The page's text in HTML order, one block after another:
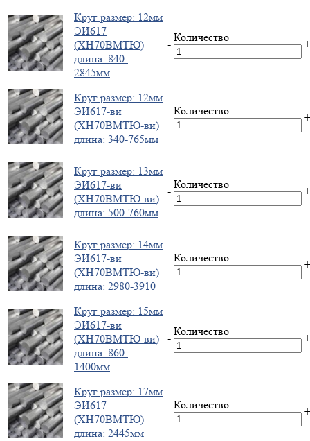
Круг размер: 12мм
ЭИ617
(ХН70ВМТЮ)
длина: 840-
2845мм
-
Количество
+
Круг размер: 12мм
ЭИ617-ви
(ХН70ВМТЮ-ви)
длина: 340-765мм
-
Количество
+
Круг размер: 13мм
ЭИ617-ви
(ХН70ВМТЮ-ви)
длина: 500-760мм
-
Количество
+
Круг размер: 14мм
ЭИ617-ви
(ХН70ВМТЮ-ви)
длина: 2980-3910
-
Количество
+
Круг размер: 15мм
ЭИ617-ви
(ХН70ВМТЮ-ви)
длина: 860-
1400мм
-
Количество
+
Круг размер: 17мм
ЭИ617
(ХН70ВМТЮ)
длина: 2445мм
-
Количество
+